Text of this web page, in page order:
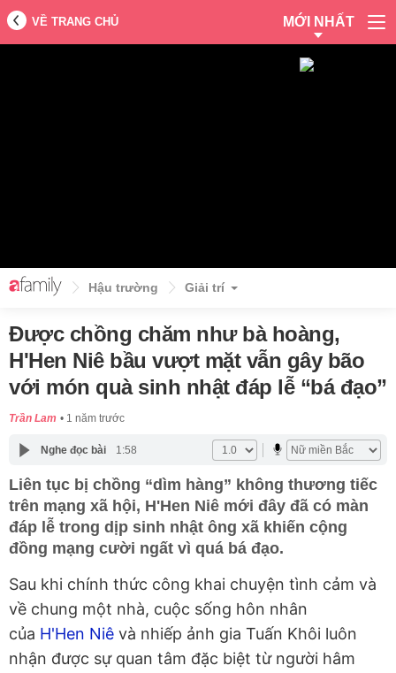
VỀ TRANG CHỦ MỚI NHẤT
Hậu trường Giải trí
Được chồng chăm như bà hoàng,
H'Hen Niê bầu vượt mặt vẫn gây bão
với món quà sinh nhật đáp lễ “bá đạo”
Trần Lam 1 năm trước
Nghe đọc bài 1:58
Liên tục bị chồng “dìm hàng” không thương tiếc
trên mạng xã hội, H'Hen Niê mới đây đã có màn
đáp lễ trong dịp sinh nhật ông xã khiến cộng
đồng mạng cười ngất vì quá bá đạo.
Sau khi chính thức công khai chuyện tình cảm và
về chung một nhà, cuộc sống hôn nhân
của H'Hen Niê và nhiếp ảnh gia Tuấn Khôi luôn
nhận được sự quan tâm đặc biệt từ người hâm